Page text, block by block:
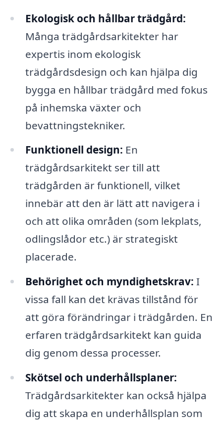
Ekologisk och hållbar trädgård:
Många trädgårdsarkitekter har
expertis inom ekologisk
trädgårdsdesign och kan hjälpa dig
bygga en hållbar trädgård med fokus
på inhemska växter och
bevattningstekniker.
Funktionell design: En
trädgårdsarkitekt ser till att
trädgården är funktionell, vilket
innebär att den är lätt att navigera i
och att olika områden (som lekplats,
odlingslådor etc.) är strategiskt
placerade.
Behörighet och myndighetskrav: I
vissa fall kan det krävas tillstånd för
att göra förändringar i trädgården. En
erfaren trädgårdsarkitekt kan guida
dig genom dessa processer.
Skötsel och underhållsplaner:
Trädgårdsarkitekter kan också hjälpa
dig att skapa en underhållsplan som